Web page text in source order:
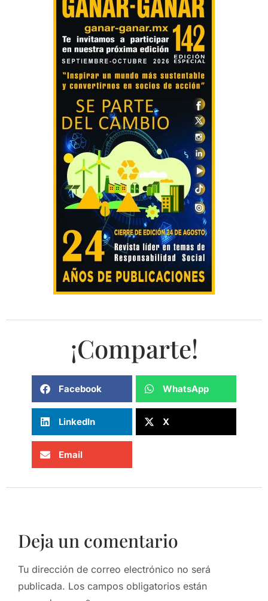
¡Comparte!
Facebook WhatsApp
LinkedIn X
Email
Deja un comentario
Tu dirección de correo electrónico no será
publicada. Los campos obligatorios están